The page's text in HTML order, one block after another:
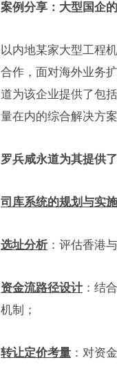
案例分享：大型国企
以内地某家大型工程
合作，面对海外业务
道为该企业提供了包
量在内的综合解决方
罗兵咸永道为其提供
司库系统的规划与实施
选址分析 ：评估香港
资金流路径设计：结
机制；
转让定价考量 ：对资